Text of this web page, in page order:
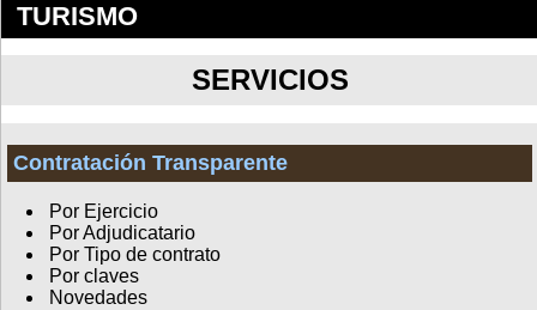
TURISMO
SERVICIOS
Contratación Transparente
Por Ejercicio
Por Adjudicatario
Por Tipo de contrato
Por claves
Novedades